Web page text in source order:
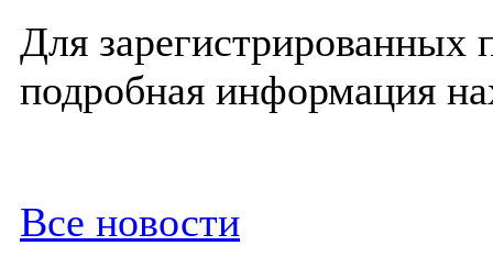
Для зарегистрированных
подробная информация
Все новости